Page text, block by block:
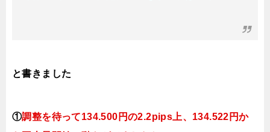
と書きました
①調整を待って134.500円の2.2pips上、134.522円か